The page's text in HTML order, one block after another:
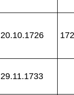
20.10.1726
29.11.1733